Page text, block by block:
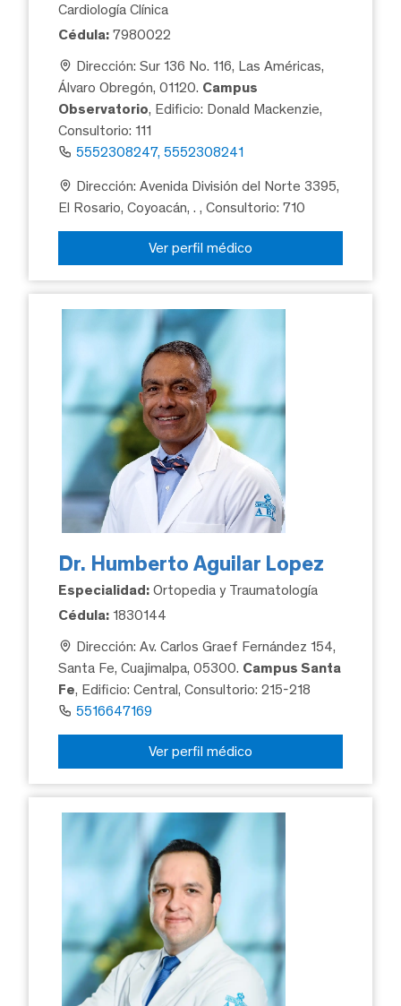
Cardiología Clínica
Cédula: 7980022
Dirección: Sur 136 No. 116, Las Américas,
Álvaro Obregón, 01120. Campus
Observatorio, Edificio: Donald Mackenzie,
Consultorio: 111
5552308247, 5552308241
Dirección: Avenida División del Norte 3395,
El Rosario, Coyoacán, ., Consultorio: 710
Ver perfil médico
Dr. Humberto Aguilar Lopez
Especialidad: Ortopedia y Traumatología
Cédula: 1830144
Dirección: Av. Carlos Graef Fernández 154,
Santa Fe, Cuajimalpa, 05300. Campus Santa
Fe, Edificio: Central, Consultorio: 215-218
5516647169
Ver perfil médico